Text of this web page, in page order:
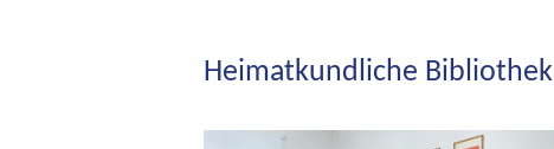
Heimatkundliche Bibliothek